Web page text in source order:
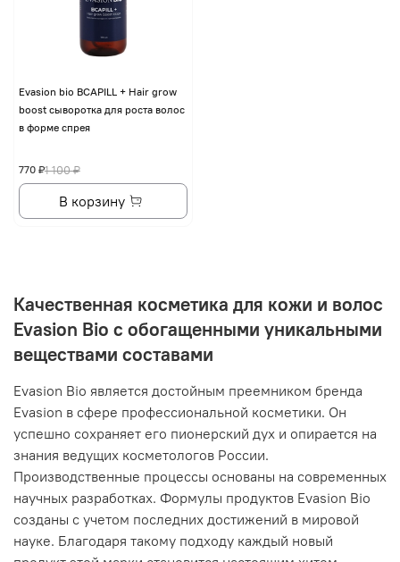
Evasion bio BCAPILL + Hair grow
boost сыворотка для роста волос
в форме спрея
1 100 ₽
770 ₽
В корзину
Качественная косметика для кожи и волос
Evasion Bio с обогащенными уникальными
веществами составами
Evasion Bio является достойным преемником бренда
Evasion в сфере профессиональной косметики. Он
успешно сохраняет его пионерский дух и опирается на
знания ведущих косметологов России.
Производственные процессы основаны на современных
научных разработках. Формулы продуктов Evasion Bio
созданы с учетом последних достижений в мировой
науке. Благодаря такому подходу каждый новый